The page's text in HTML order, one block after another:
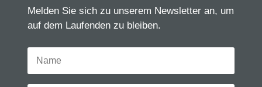
Melden Sie sich zu unserem Newsletter an, um
auf dem Laufenden zu bleiben.